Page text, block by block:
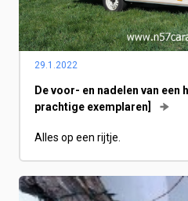
29.1.2022
De voor- en nadelen van een
prachtige exemplaren]
Alles op een rijtje.